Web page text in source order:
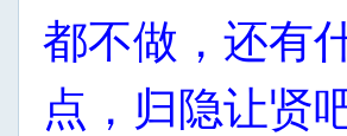
都不做，还有
点，归隐让贤